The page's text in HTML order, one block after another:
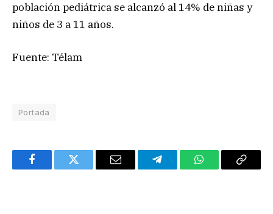
población pediátrica se alcanzó al 14% de niñas y
niños de 3 a 11 años.
Fuente: Télam
Portada
FacebookTwitter Email TelegramWhatsAppCopy